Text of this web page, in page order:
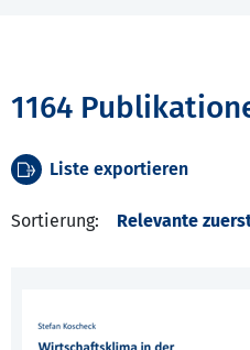
1164
Liste exportieren
Sortierung: